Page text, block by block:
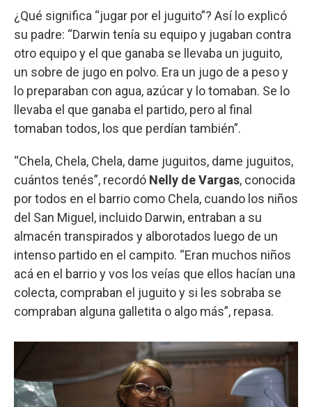
¿Qué significa “jugar por el juguito”? Así lo explicó
su padre: “Darwin tenía su equipo y jugaban contra
otro equipo y el que ganaba se llevaba un juguito,
un sobre de jugo en polvo. Era un jugo de a peso y
lo preparaban con agua, azúcar y lo tomaban. Se lo
llevaba el que ganaba el partido, pero al final
tomaban todos, los que perdían también”.
“Chela, Chela, Chela, dame juguitos, dame juguitos,
cuántos tenés”, recordó Nelly de Vargas, conocida
por todos en el barrio como Chela, cuando los niños
del San Miguel, incluido Darwin, entraban a su
almacén transpirados y alborotados luego de un
intenso partido en el campito. “Eran muchos niños
acá en el barrio y vos los veías que ellos hacían una
colecta, compraban el juguito y si les sobraba se
compraban alguna galletita o algo más”, repasa.